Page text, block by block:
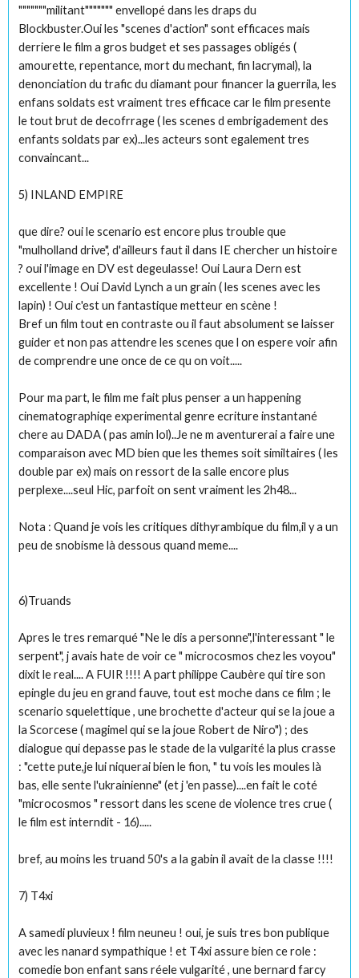
"""""""militant""""""" envellopé dans les draps du
Blockbuster.Oui les "scenes d'action" sont efficaces mais
derriere le film a gros budget et ses passages obligés (
amourette, repentance, mort du mechant, fin lacrymal), la
denonciation du trafic du diamant pour financer la guerrila, les
enfans soldats est vraiment tres efficace car le film presente
le tout brut de decofrrage ( les scenes d embrigadement des
enfants soldats par ex)...les acteurs sont egalement tres
convaincant...
5) INLAND EMPIRE
que dire? oui le scenario est encore plus trouble que
"mulholland drive", d'ailleurs faut il dans IE chercher un histoire
? oui l'image en DV est degeulasse! Oui Laura Dern est
excellente ! Oui David Lynch a un grain ( les scenes avec les
lapin) ! Oui c'est un fantastique metteur en scène !
Bref un film tout en contraste ou il faut absolument se laisser
guider et non pas attendre les scenes que l on espere voir afin
de comprendre une once de ce qu on voit.....
Pour ma part, le film me fait plus penser a un happening
cinematographiqe experimental genre ecriture instantané
chere au DADA ( pas amin lol)..Je ne m aventurerai a faire une
comparaison avec MD bien que les themes soit similtaires ( les
double par ex) mais on ressort de la salle encore plus
perplexe....seul Hic, parfoit on sent vraiment les 2h48...
Nota : Quand je vois les critiques dithyrambique du film,il y a un
peu de snobisme là dessous quand meme....
6)Truands
Apres le tres remarqué "Ne le dis a personne",l'interessant " le
serpent", j avais hate de voir ce " microcosmos chez les voyou"
dixit le real.... A FUIR !!!! A part philippe Caubère qui tire son
epingle du jeu en grand fauve, tout est moche dans ce film ; le
scenario squelettique , une brochette d'acteur qui se la joue a
la Scorcese ( magimel qui se la joue Robert de Niro") ; des
dialogue qui depasse pas le stade de la vulgarité la plus crasse
: "cette pute,je lui niquerai bien le fion, " tu vois les moules là
bas, elle sente l'ukrainienne" (et j 'en passe)....en fait le coté
"microcosmos " ressort dans les scene de violence tres crue (
le film est interndit - 16).....
bref, au moins les truand 50's a la gabin il avait de la classe !!!!
7) T4xi
A samedi pluvieux ! film neuneu ! oui, je suis tres bon publique
avec les nanard sympathique ! et T4xi assure bien ce role :
comedie bon enfant sans réele vulgarité , une bernard farcy